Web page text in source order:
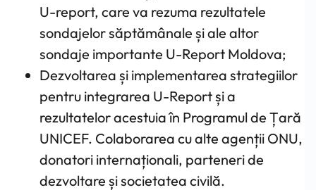
U-report, care va rezuma rezultatele
sondajelor săptămânale și ale altor
sondaje importante U-Report Moldova;
Dezvoltarea și implementarea strategiilor
pentru integrarea U-Report și a
rezultatelor acestuia în Programul de Țară
UNICEF. Colaborarea cu alte agenții ONU,
donatori internaționali, parteneri de
dezvoltare și societatea civilă.